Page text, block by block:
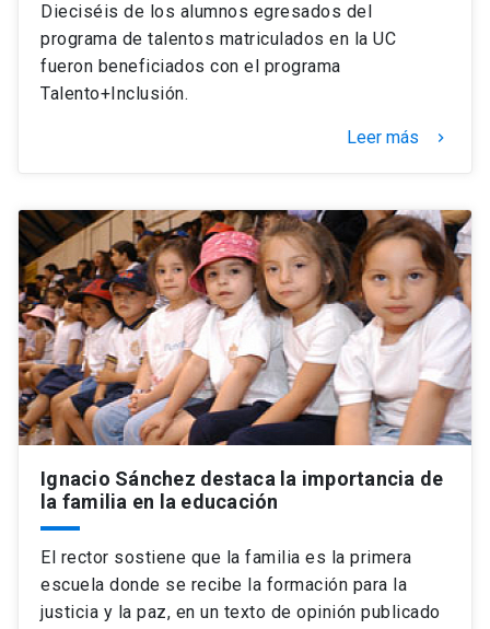
Dieciséis de los alumnos egresados del
programa de talentos matriculados en la UC
fueron beneficiados con el programa
Talento+Inclusión.
Leer más keyboard_arrow_right
Ignacio Sánchez destaca la importancia de
la familia en la educación
El rector sostiene que la familia es la primera
escuela donde se recibe la formación para la
justicia y la paz, en un texto de opinión publicado